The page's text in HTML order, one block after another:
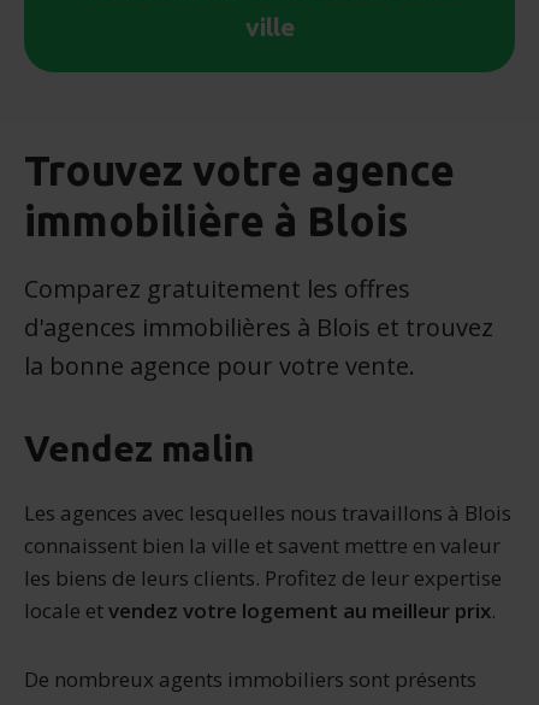
ville
Trouvez votre agence
immobilière à Blois
Comparez gratuitement les offres
d'agences immobilières à Blois et trouvez
la bonne agence pour votre vente.
Vendez malin
Les agences avec lesquelles nous travaillons à Blois
connaissent bien la ville et savent mettre en valeur
les biens de leurs clients. Profitez de leur expertise
locale etvendez votre logement au meilleur prix.
De nombreux agents immobiliers sont présents